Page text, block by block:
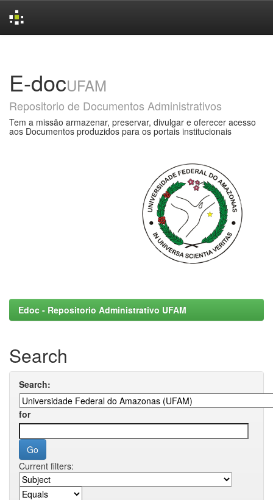
E-docUFAM
Repositorio de Documentos Administrativos
Tem a missão armazenar, preservar, divulgar e oferecer acesso
aos Documentos produzidos para os portais institucionais
Edoc - Repositorio Administrativo UFAM
Search
Search:
for
Current filters: